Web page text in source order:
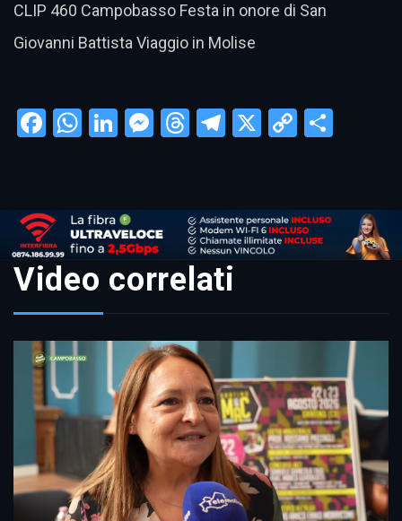
CLIP 460 Campobasso Festa in onore di San
Giovanni Battista Viaggio in Molise
Facebook
WhatsApp
LinkedIn
Messenger
Threads
Telegram
X
Copy
Video correlati